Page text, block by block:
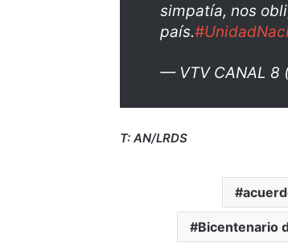
simpatía, nos
país.
— VTV CANAL 8
T: AN/LRDS
Bicentenario